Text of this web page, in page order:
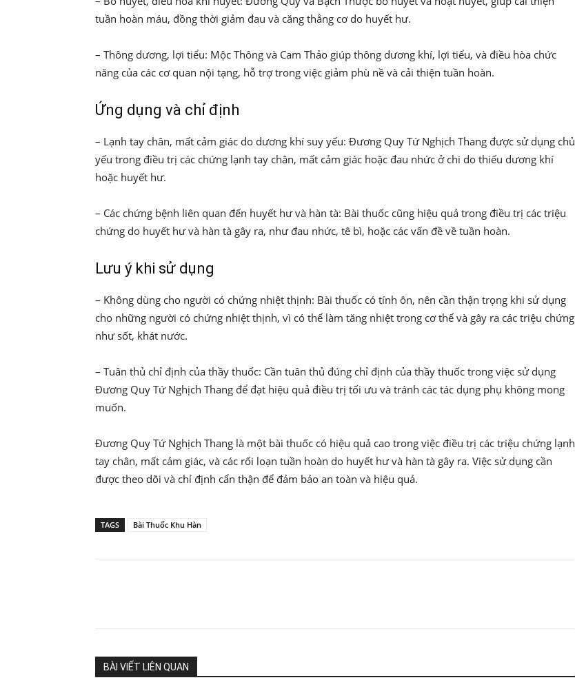
tuần hoàn máu, đồng thời giảm đau và căng thẳng cơ do huyết hư.
– Thông dương, lợi tiểu: Mộc Thông và Cam Thảo giúp thông dương khí, lợi tiểu, và điều hòa chức
năng của các cơ quan nội tạng, hỗ trợ trong việc giảm phù nề và cải thiện tuần hoàn.
Ứng dụng và chỉ định
– Lạnh tay chân, mất cảm giác do dương khí suy yếu: Đương Quy Tứ Nghịch Thang được sử dụng chủ
yếu trong điều trị các chứng lạnh tay chân, mất cảm giác hoặc đau nhức ở chi do thiếu dương khí
hoặc huyết hư.
– Các chứng bệnh liên quan đến huyết hư và hàn tà: Bài thuốc cũng hiệu quả trong điều trị các triệu
chứng do huyết hư và hàn tà gây ra, như đau nhức, tê bì, hoặc các vấn đề về tuần hoàn.
Lưu ý khi sử dụng
– Không dùng cho người có chứng nhiệt thịnh: Bài thuốc có tính ôn, nên cần thận trọng khi sử dụng
cho những người có chứng nhiệt thịnh, vì có thể làm tăng nhiệt trong cơ thể và gây ra các triệu chứng
như sốt, khát nước.
– Tuân thủ chỉ định của thầy thuốc: Cần tuân thủ đúng chỉ định của thầy thuốc trong việc sử dụng
Đương Quy Tứ Nghịch Thang để đạt hiệu quả điều trị tối ưu và tránh các tác dụng phụ không mong
muốn.
Đương Quy Tứ Nghịch Thang là một bài thuốc có hiệu quả cao trong việc điều trị các triệu chứng lạnh
tay chân, mất cảm giác, và các rối loạn tuần hoàn do huyết hư và hàn tà gây ra. Việc sử dụng cần
được theo dõi và chỉ định cẩn thận để đảm bảo an toàn và hiệu quả.
TAGS Bài Thuốc Khu Hàn
BÀI VIẾT LIÊN QUAN